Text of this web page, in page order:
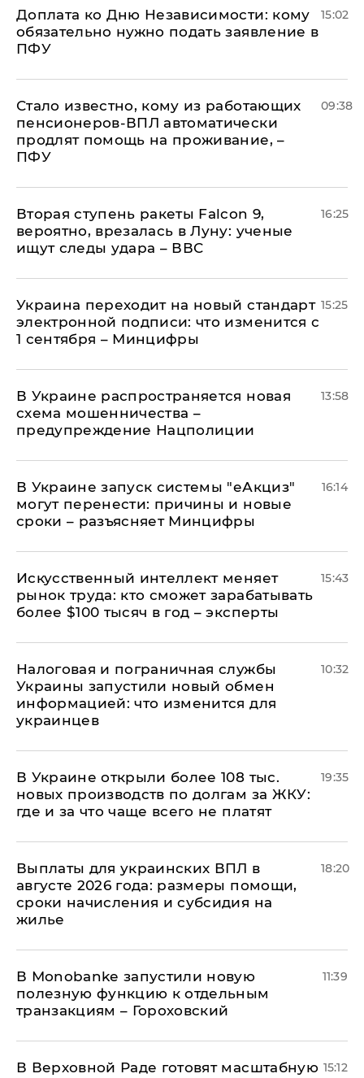
Доплата ко Дню Независимости: кому
обязательно нужно подать заявление в
ПФУ
15:02
Стало известно, кому из работающих
пенсионеров-ВПЛ автоматически
продлят помощь на проживание, –
ПФУ
09:38
Вторая ступень ракеты Falcon 9,
вероятно, врезалась в Луну: ученые
ищут следы удара – ВВС
16:25
Украина переходит на новый стандарт
электронной подписи: что изменится с
1 сентября – Минцифры
15:25
В Украине распространяется новая
схема мошенничества –
предупреждение Нацполиции
13:58
В Украине запуск системы "еАкциз"
могут перенести: причины и новые
сроки – разъясняет Минцифры
16:14
Искусственный интеллект меняет
рынок труда: кто сможет зарабатывать
более $100 тысяч в год – эксперты
15:43
Налоговая и пограничная службы
Украины запустили новый обмен
информацией: что изменится для
украинцев
10:32
В Украине открыли более 108 тыс.
новых производств по долгам за ЖКУ:
где и за что чаще всего не платят
19:35
Выплаты для украинских ВПЛ в
августе 2026 года: размеры помощи,
сроки начисления и субсидия на
жилье
18:20
В Мonobankе запустили новую
полезную функцию к отдельным
транзакциям – Гороховский
11:39
В Верховной Раде готовят масштабную 15:12